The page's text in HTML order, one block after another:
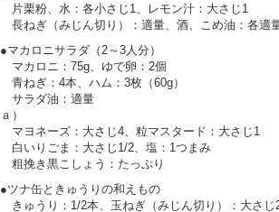
片栗粉、水：各小さじ1、レモン汁：大さじ1
長ねぎ（みじん切り）：適量、酒、こめ油：各適
●マカロニサラダ（2～3人分）
マカロニ：75g、ゆで卵：2個
青ねぎ：4本、ハム：3枚（60g）
サラダ油：適量
ａ）
マヨネーズ：大さじ4、粒マスタード：大さじ1
白いりごま：大さじ1/2、塩：1つまみ
粗挽き黒こしょう：たっぷり
●ツナ缶ときゅうりの和えもの
きゅうり：1/2本、玉ねぎ（みじん切り）：大さじ